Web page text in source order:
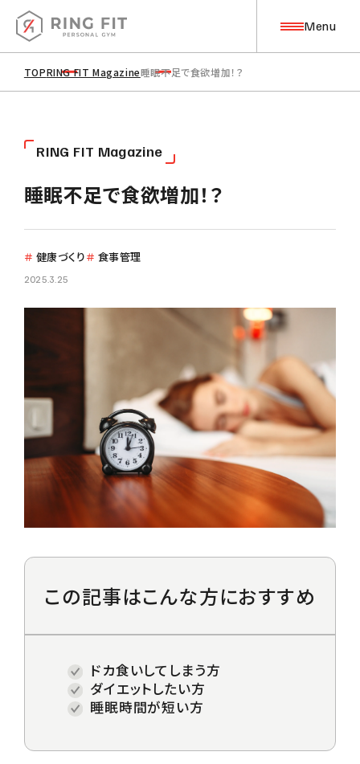
Menu
Top Page
About
トレーニングについて
筋力トレーニング
ピラティス
アフターサポート
Price/Plan
Guide
入会の流れ / FAQ
お客様レビュー
初回体験予約 / お問い合わせ
TOPRING FIT Magazine睡眠不足で食欲増加！？
RING FIT Magazine
睡眠不足で食欲増加！？
＃ 健康づくり＃ 食事管理
2025.3.25
この記事はこんな方におすすめ
ドカ食いしてしまう方
ダイエットしたい方
睡眠時間が短い方